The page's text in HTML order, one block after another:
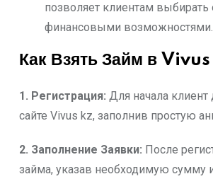
позволяет клиентам
финансовыми возможностями.
Как Взять Займ в
1. Регистрация: Для начала
сайте Vivus kz, заполнив простую
2. Заполнение Заявки: После
займа, указав необходимую сумму